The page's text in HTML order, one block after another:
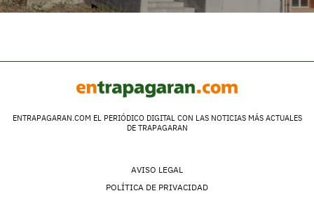
ENTRAPAGARAN.COM EL PERIÓDICO DIGITAL CON LAS NOTICIAS MÁS ACTUALES
DE TRAPAGARAN
AVISO LEGAL
POLÍTICA DE PRIVACIDAD